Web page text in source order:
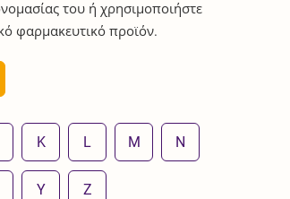
του ή χρησιμοποιήστε
φαρμακευτικό προϊόν.
K L M N
Y Z